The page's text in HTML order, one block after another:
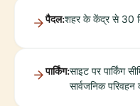
पैदल:शहर के केंद्र से 30
पार्किंग:साइट पर पार्किंग
सार्वजनिक परिवहन